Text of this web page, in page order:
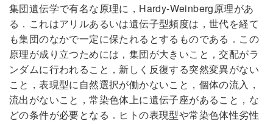
集団遺伝学で有名な原理に，Hardy-Weinberg原理があ
る．これはアリルあるいは遺伝子型頻度は，世代を経て
も集団のなかで一定に保たれるとするものである．この
原理が成り立つためには，集団が大きいこと，交配がラ
ンダムに行われること，新しく反復する突然変異がない
こと，表現型に自然選択が働かないこと，個体の流入，
流出がないこと，常染色体上に遺伝子座があること，な
どの条件が必要となる．ヒトの表現型や常染色体性劣性